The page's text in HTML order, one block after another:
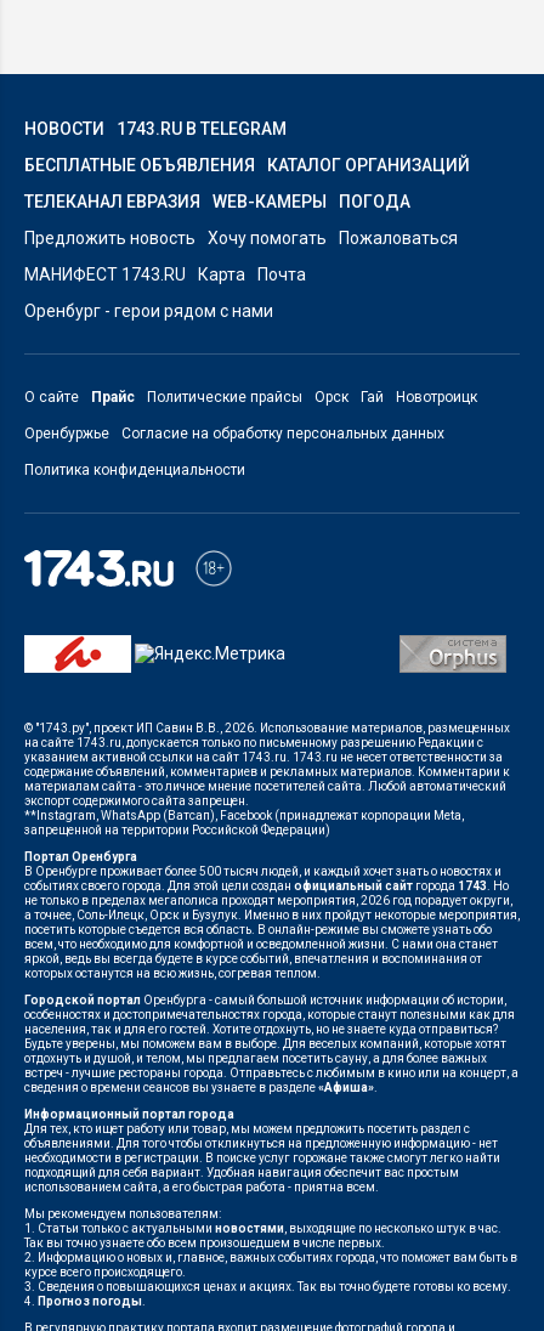
НОВОСТИ
1743.RU В TELEGRAM
БЕСПЛАТНЫЕ ОБЪЯВЛЕНИЯ
КАТАЛОГ ОРГАНИЗАЦИЙ
ТЕЛЕКАНАЛ ЕВРАЗИЯ
WEB-КАМЕРЫ
ПОГОДА
Предложить новость
Хочу помогать
Пожаловаться
МАНИФЕСТ 1743.RU
Карта
Почта
Оренбург - герои рядом с нами
О сайте Прайс Политические прайсы Орск Гай Новотроицк
Оренбуржье Согласие на обработку персональных данных
Политика конфиденциальности
© "1743.ру", проект ИП Савин В.В., 2026. Использование материалов, размещенных
на сайте 1743.ru, допускается только по письменному разрешению Редакции с
указанием активной ссылки на сайт 1743.ru. 1743.ru не несет ответственности за
содержание объявлений, комментариев и рекламных материалов. Комментарии к
материалам сайта - это личное мнение посетителей сайта. Любой автоматический
экспорт содержимого сайта запрещен.
**Instagram, WhatsApp (Ватсап), Facebook (принадлежат корпорации Meta,
запрещенной на территории Российской Федерации)
Портал Оренбурга
В Оренбурге проживает более 500 тысяч людей, и каждый хочет знать о новостях и
событиях своего города. Для этой цели создан официальный сайт города 1743 . Но
не только в пределах мегаполиса проходят мероприятия, 2026 год порадует округи,
а точнее, Соль-Илецк, Орск и Бузулук. Именно в них пройдут некоторые мероприятия,
посетить которые съедется вся область. В онлайн-режиме вы сможете узнать обо
всем, что необходимо для комфортной и осведомленной жизни. С нами она станет
яркой, ведь вы всегда будете в курсе событий, впечатления и воспоминания от
которых останутся на всю жизнь, согревая теплом.
Городской портал Оренбурга - самый большой источник информации об истории,
особенностях и достопримечательностях города, которые станут полезными как для
населения, так и для его гостей. Хотите отдохнуть, но не знаете куда отправиться?
Будьте уверены, мы поможем вам в выборе. Для веселых компаний, которые хотят
отдохнуть и душой, и телом, мы предлагаем посетить сауну, а для более важных
встреч - лучшие рестораны города. Отправьтесь с любимым в кино или на концерт, а
сведения о времени сеансов вы узнаете в разделе«Афиша»
Информационный портал города
Для тех, кто ищет работу или товар, мы можем предложить посетить раздел с
объявлениями. Для того чтобы откликнуться на предложенную информацию - нет
необходимости в регистрации. В поиске услуг горожане также смогут легко найти
подходящий для себя вариант. Удобная навигация обеспечит вас простым
использованием сайта, а его быстрая работа - приятна всем.
Мы рекомендуем пользователям:
1. Статьи только с актуальными новостями , выходящие по несколько штук в час.
Так вы точно узнаете обо всем произошедшем в числе первых.
2. Информацию о новых и, главное, важных событиях города, что поможет вам быть в
курсе всего происходящего.
3. Сведения о повышающихся ценах и акциях. Так вы точно будете готовы ко всему.
4.
Прогноз погоды
В регулярную практику портала входит размещение фотографий города и